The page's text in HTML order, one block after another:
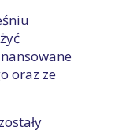
oraz ze